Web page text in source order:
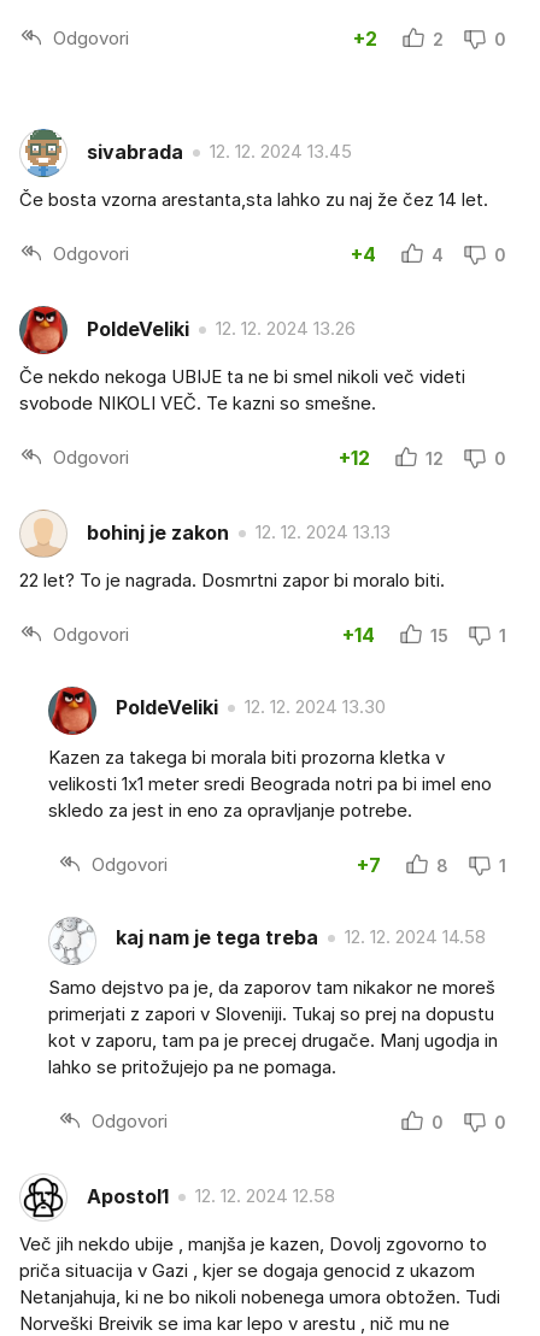
Odgovori +2 2 0
sivabrada 12. 12. 2024 13.45
Če bosta vzorna arestanta,sta lahko zu naj že čez 14 let.
Odgovori +4 4 0
PoldeVeliki 12. 12. 2024 13.26
Če nekdo nekoga UBIJE ta ne bi smel nikoli več videti
svobode NIKOLI VEČ. Te kazni so smešne.
Odgovori +12 12 0
bohinj je zakon 12. 12. 2024 13.13
22 let? To je nagrada. Dosmrtni zapor bi moralo biti.
Odgovori +14 15 1
PoldeVeliki 12. 12. 2024 13.30
Kazen za takega bi morala biti prozorna kletka v
velikosti 1x1 meter sredi Beograda notri pa bi imel eno
skledo za jest in eno za opravljanje potrebe.
Odgovori +7 8 1
kaj nam je tega treba 12. 12. 2024 14.58
Samo dejstvo pa je, da zaporov tam nikakor ne moreš
primerjati z zapori v Sloveniji. Tukaj so prej na dopustu
kot v zaporu, tam pa je precej drugače. Manj ugodja in
lahko se pritožujejo pa ne pomaga.
Odgovori 0 0
Apostol1 12. 12. 2024 12.58
Več jih nekdo ubije , manjša je kazen, Dovolj zgovorno to
priča situacija v Gazi , kjer se dogaja genocid z ukazom
Netanjahuja, ki ne bo nikoli nobenega umora obtožen. Tudi
Norveški Breivik se ima kar lepo v arestu , nič mu ne